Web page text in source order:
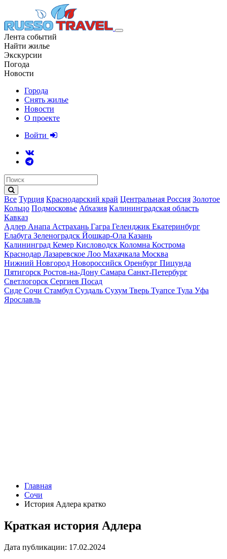
Лента событий
Найти жилье
Экскурсии
Погода
Новости
Города
Снять жилье
Новости
О проекте
Войти
Все Турция Краснодарский край Центральная Россия Золотое
Кольцо Подмосковье Абхазия Калининградская область
Кавказ
Адлер Анапа Астрахань Гагра Геленджик Екатеринбург
Елабуга Зеленоградск Йошкар-Ола Казань
Калининград Кемер Кисловодск Коломна Кострома
Краснодар Лазаревское Лоо Махачкала Москва
Нижний Новгород Новороссийск Оренбург Пицунда
Пятигорск Ростов-на-Дону Самара Санкт-Петербург
Светлогорск Сергиев Посад
Сиде Сочи Стамбул Суздаль Сухум Тверь Туапсе Тула Уфа
Ярославль
Главная
Сочи
История Адлера кратко
Краткая история Адлера
Дата публикации: 17.02.2024